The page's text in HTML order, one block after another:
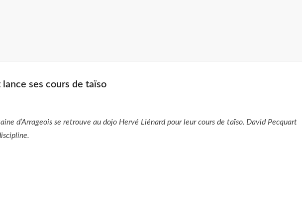
lance ses cours de taïso
d’Arrageois se retrouve au dojo Hervé Liénard pour leur cours de taïso. David Pecquart